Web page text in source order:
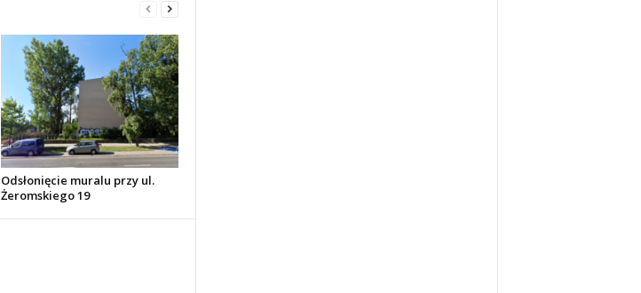
Odsłonięcie muralu przy ul.
Żeromskiego 19